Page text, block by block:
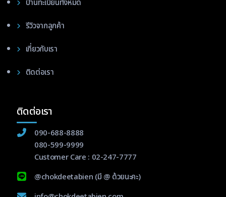
ป้านทะเบียนทั้งหมด
รีวิวจากลูกค้า
เกี่ยวกับเรา
ติดต่อเรา
ติดต่อเรา
090-688-8888
080-599-9999
Customer Care : 02-247-7777
@chokdeetabien (มี @ ด้วยนะคะ)